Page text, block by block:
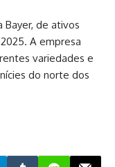
Bayer, de ativos
A empresa
variedades e
do norte dos